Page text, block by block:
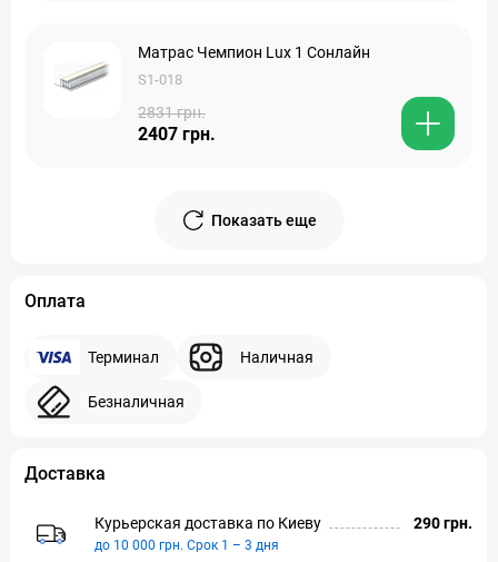
Матрас Чемпион Lux 1 Сонлайн
S1-018
2831 грн.
2407 грн.
Показать еще
Оплата
Терминал Наличная
Безналичная
Доставка
Курьерская доставка по Киeву
до 10 000 грн. Срок 1 – 3 дня
290 грн.